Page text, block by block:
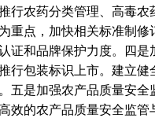
行农药分类管理、高毒
重点，加快相关标准制
证和品牌保护力度。四
行包装标识上市。建立
五是加强农产品质量安
效的农产品质量安全监管